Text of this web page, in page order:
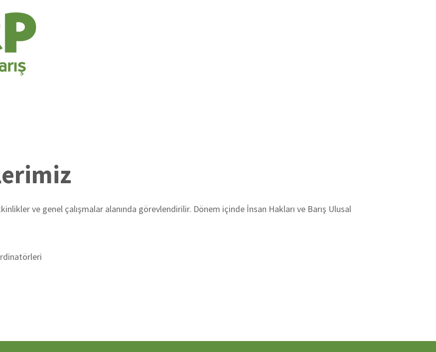
ve genel çalışmalar alanında görevlendirilir. Dönem içinde İnsan Hakları ve Barış Ulusal